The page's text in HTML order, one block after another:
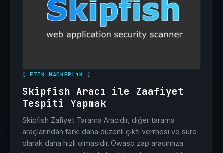
[ ETIK HACKERLıK ]
Skipfish Aracı ile Zaafiyet
Tespiti Yapmak
Skipfish Zafiyet Tarama Aracıdır, diğer tarama
araçlarından farkı daha düzenli çıktı vermesi ve süre
olarak daha hızlı olmasıdır. Owasp zap aracımıza